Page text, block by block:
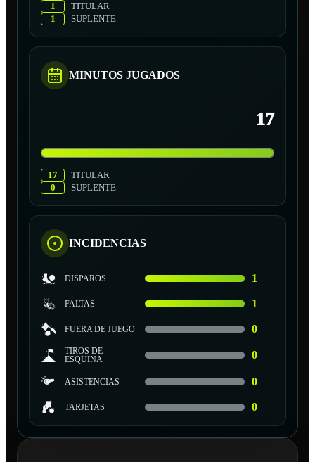
1
TITULAR
1
SUPLENTE
MINUTOS JUGADOS
17
17
TITULAR
0
SUPLENTE
INCIDENCIAS
DISPAROS 1
FALTAS 1
FUERA DE JUEGO 0
TIROS DE
ESQUINA
0
ASISTENCIAS 0
TARJETAS 0